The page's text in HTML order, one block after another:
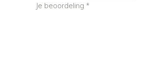
Je beoordeling *